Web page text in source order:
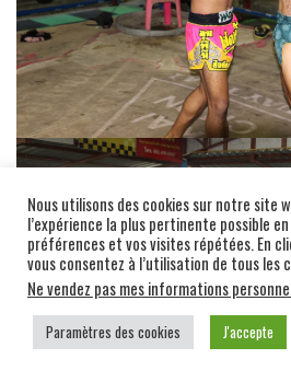
Nous utilisons des cookies sur notre site
l’expérience la plus pertinente possible
préférences et vos visites répétées. En
vous consentez à l’utilisation de tous les
Ne vendez pas mes informations
Paramètres des cookies J'accepte